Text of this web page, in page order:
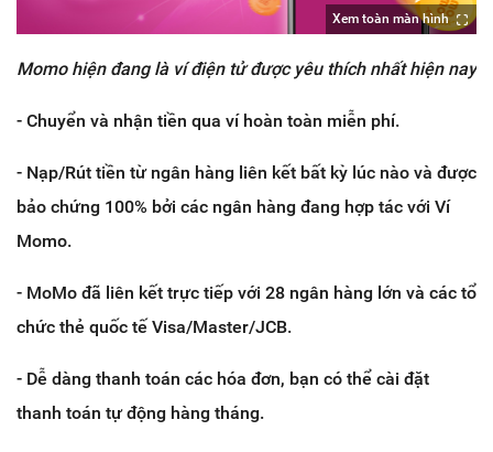
Xem toàn màn hình
Momo hiện đang là ví điện tử được yêu thích nhất hiện nay
- Chuyển và nhận tiền qua ví hoàn toàn miễn phí.
- Nạp/Rút tiền từ ngân hàng liên kết bất kỳ lúc nào và được
bảo chứng 100% bởi các ngân hàng đang hợp tác với Ví
Momo.
- MoMo đã liên kết trực tiếp với 28 ngân hàng lớn và các tổ
chức thẻ quốc tế Visa/Master/JCB.
- Dễ dàng thanh toán các hóa đơn, bạn có thể cài đặt
thanh toán tự động hàng tháng.